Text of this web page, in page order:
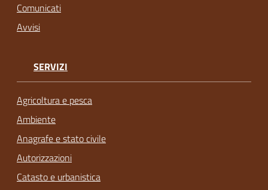
Comunicati
Avvisi
SERVIZI
Agricoltura e pesca
Ambiente
Anagrafe e stato civile
Autorizzazioni
Catasto e urbanistica